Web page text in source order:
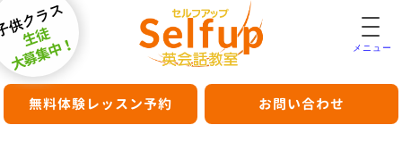
供クラス
生徒
大募集中！ メニュー
無料体験レッスン予約 お問い合わせ